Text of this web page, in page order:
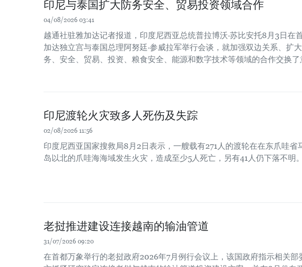
印尼与泰国扩大防务安全、贸易投资领域合作
04/08/2026 03:41
越通社驻雅加达记者报道，印度尼西亚总统普拉博沃·苏比安托8月3日在
加达独立宫与泰国总理阿努廷·参威拉军举行会谈，就加强双边关系、扩
务、安全、贸易、投资、粮食安全、能源和数字技术等领域的合作交换了
印尼渡轮火灾致多人死伤及失踪
02/08/2026 11:56
印度尼西亚国家搜救局8月2日表示，一艘载有271人的渡轮在在东爪哇省
岛以北的爪哇海海域发生火灾，造成至少5人死亡，另有41人仍下落不明。
老挝推进建设连接越南的输油管道
31/07/2026 09:20
在首都万象举行的老挝政府2026年7月例行会议上，该国政府指示相关部